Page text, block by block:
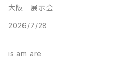
大阪 展示会
2026/7/28
is am are